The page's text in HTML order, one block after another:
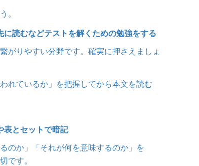
。
読むなどテストを解くための勉強をする
がりやすい分野です。確実に押さえましょ
れているか」を把握してから本文を読む
表とセットで暗記
のか」「それが何を意味するのか」を
です。